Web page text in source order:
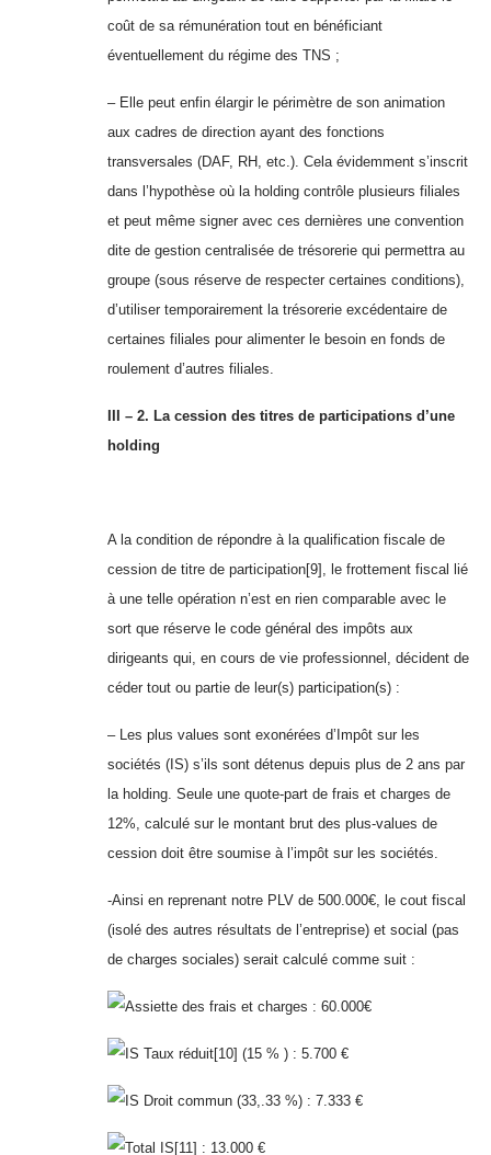
coût de sa rémunération tout en bénéficiant
éventuellement du régime des TNS ;
– Elle peut enfin élargir le périmètre de son animation
aux cadres de direction ayant des fonctions
transversales (DAF, RH, etc.). Cela évidemment s’inscrit
dans l’hypothèse où la holding contrôle plusieurs filiales
et peut même signer avec ces dernières une convention
dite de gestion centralisée de trésorerie qui permettra au
groupe (sous réserve de respecter certaines conditions),
d’utiliser temporairement la trésorerie excédentaire de
certaines filiales pour alimenter le besoin en fonds de
roulement d’autres filiales.
III – 2. La cession des titres de participations d’une
holding
A la condition de répondre à la qualification fiscale de
cession de titre de participation[9], le frottement fiscal lié
à une telle opération n’est en rien comparable avec le
sort que réserve le code général des impôts aux
dirigeants qui, en cours de vie professionnel, décident de
céder tout ou partie de leur(s) participation(s) :
– Les plus values sont exonérées d’Impôt sur les
sociétés (IS) s’ils sont détenus depuis plus de 2 ans par
la holding. Seule une quote-part de frais et charges de
12%, calculé sur le montant brut des plus-values de
cession doit être soumise à l’impôt sur les sociétés.
-Ainsi en reprenant notre PLV de 500.000€, le cout fiscal
(isolé des autres résultats de l’entreprise) et social (pas
de charges sociales) serait calculé comme suit :
Assiette des frais et charges : 60.000€
IS Taux réduit[10] (15 % ) : 5.700 €
IS Droit commun (33,.33 %) : 7.333 €
Total IS[11] : 13.000 €